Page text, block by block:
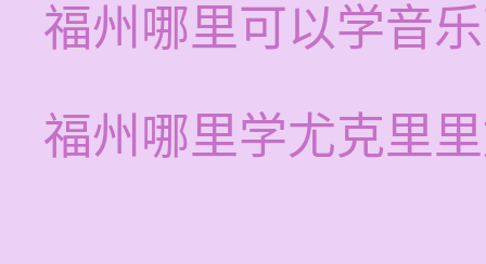
福州哪里可以学音
福州哪里学尤克里